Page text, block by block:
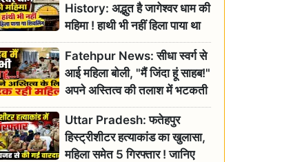
History: अद्भुत है जागेश्वर धाम की
महिमा ! हाथी भी नहीं हिला पाया था
शिवलिंग, जानिए क्या है इसका
इतिहास
Fatehpur News: सीधा स्वर्ग से
आई महिला बोली, "मैं जिंदा हूं साहब!"
अपने अस्तित्व की तलाश में भटकती
रही बुजुर्ग, एसडीएम ने दिए जांच के
आदेश
Uttar Pradesh: फतेहपुर
हिस्ट्रीशीटर हत्याकांड का खुलासा,
महिला समेत 5 गिरफ्तार ! जानिए